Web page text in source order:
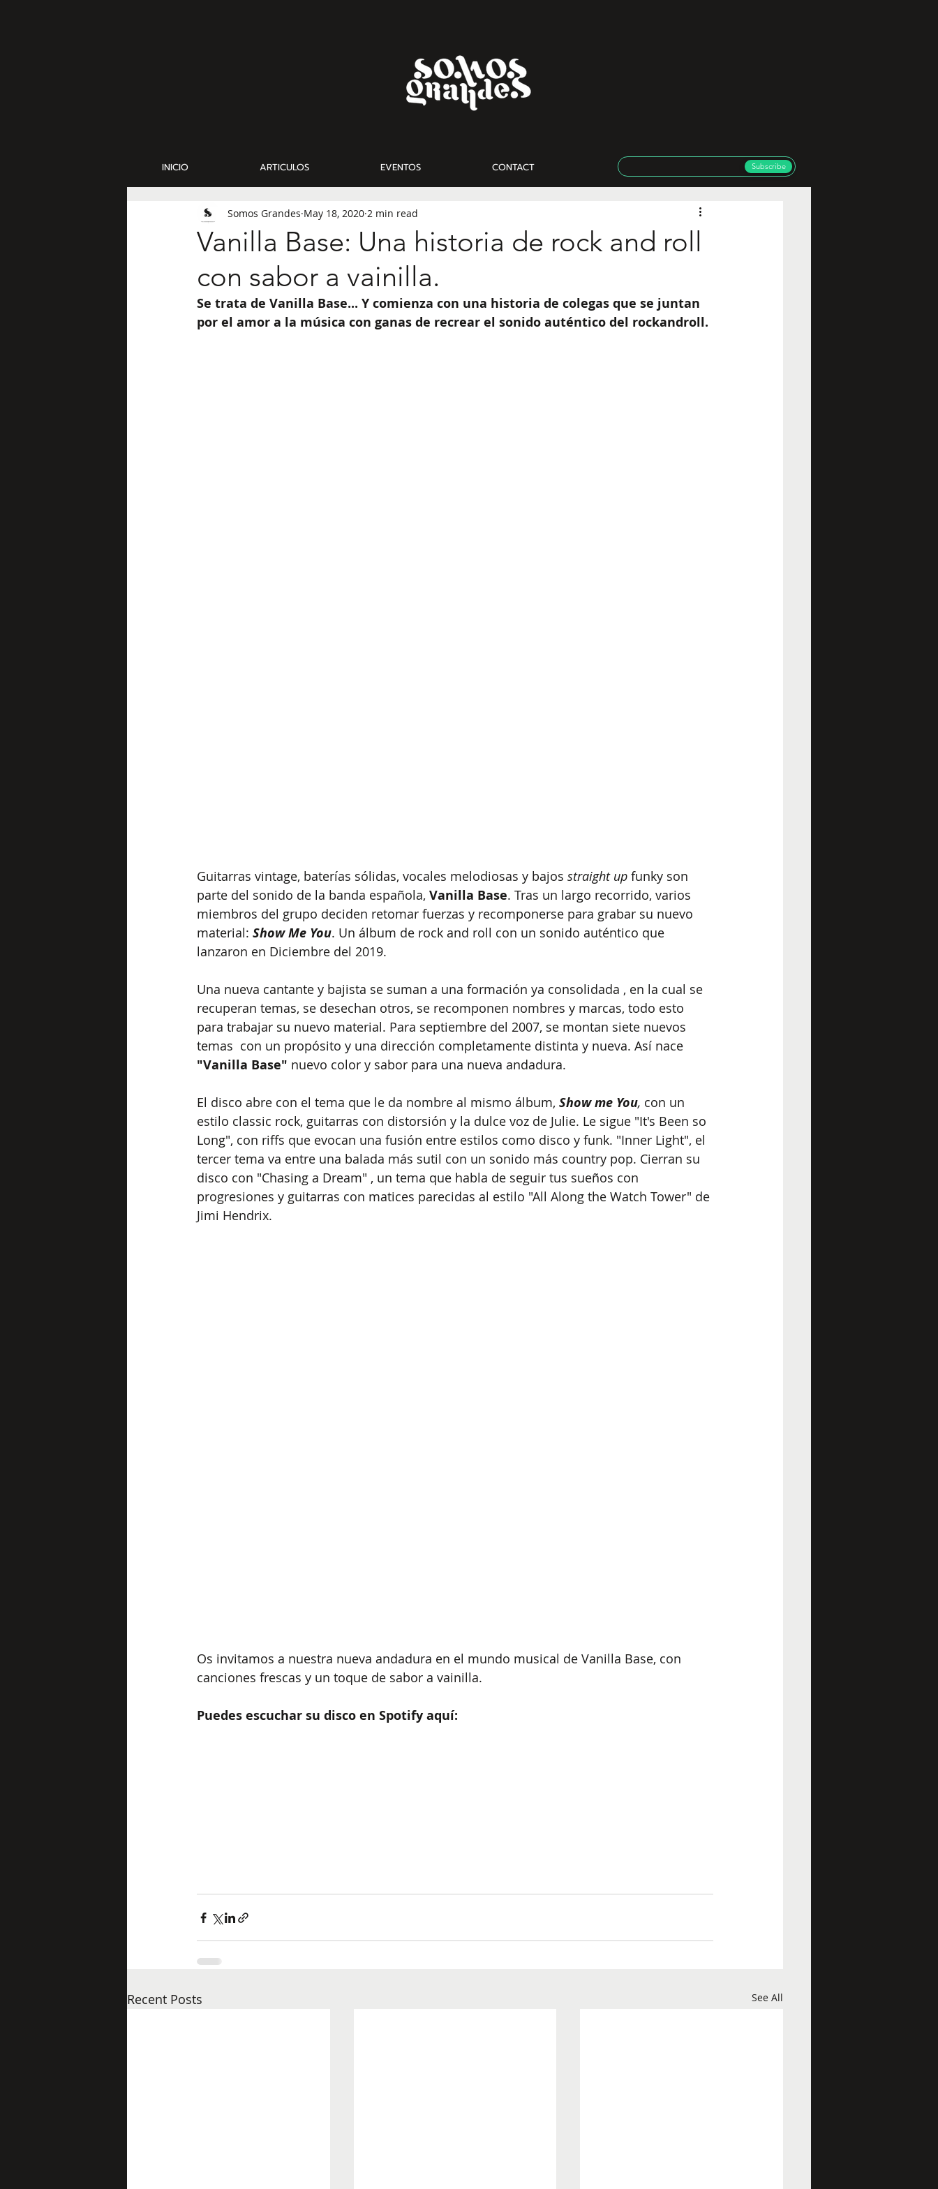
INICIO ARTICULOS EVENTOS CONTACT Subscribe
Vanilla Base: Una historia de rock and roll
con sabor a vainilla.
Somos Grandes May 18, 2020 2 min read
Se trata de Vanilla Base... Y comienza con una historia de colegas que se juntan
por el amor a la música con ganas de recrear el sonido auténtico del rockandroll.
Guitarras vintage, baterías sólidas, vocales melodiosas y bajos straight up funky son
parte del sonido de la banda española, Vanilla Base. Tras un largo recorrido, varios
miembros del grupo deciden retomar fuerzas y recomponerse para grabar su nuevo
material: Show Me You. Un álbum de rock and roll con un sonido auténtico que
lanzaron en Diciembre del 2019.
Una nueva cantante y bajista se suman a una formación ya consolidada , en la cual se
recuperan temas, se desechan otros, se recomponen nombres y marcas, todo esto
para trabajar su nuevo material. Para septiembre del 2007, se montan siete nuevos
temas  con un propósito y una dirección completamente distinta y nueva. Así nace
"Vanilla Base" nuevo color y sabor para una nueva andadura.
El disco abre con el tema que le da nombre al mismo álbum, Show me You, con un
estilo classic rock, guitarras con distorsión y la dulce voz de Julie. Le sigue "It's Been so
Long", con riffs que evocan una fusión entre estilos como disco y funk. "Inner Light", el
tercer tema va entre una balada más sutil con un sonido más country pop. Cierran su
disco con "Chasing a Dream" , un tema que habla de seguir tus sueños con
progresiones y guitarras con matices parecidas al estilo "All Along the Watch Tower" de
Jimi Hendrix.
Os invitamos a nuestra nueva andadura en el mundo musical de Vanilla Base, con
canciones frescas y un toque de sabor a vainilla.
Puedes escuchar su disco en Spotify aquí:
Recent Posts See All